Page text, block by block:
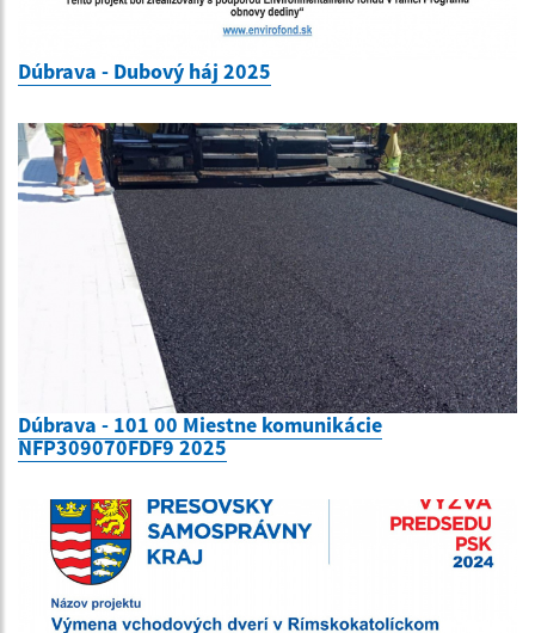
Dúbrava - Dubový háj 2025
Dúbrava - 101 00 Miestne komunikácie
NFP309070FDF9 2025